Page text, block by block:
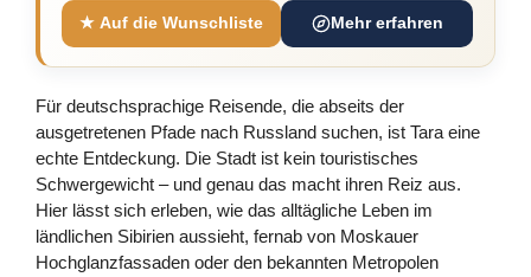
★ Auf die Wunschliste
Mehr erfahren
Für deutschsprachige Reisende, die abseits der
ausgetretenen Pfade nach Russland suchen, ist Tara eine
echte Entdeckung. Die Stadt ist kein touristisches
Schwergewicht – und genau das macht ihren Reiz aus.
Hier lässt sich erleben, wie das alltägliche Leben im
ländlichen Sibirien aussieht, fernab von Moskauer
Hochglanzfassaden oder den bekannten Metropolen